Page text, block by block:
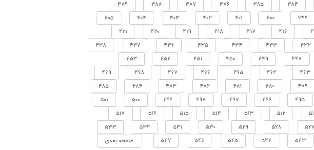
384
385
386
387
388
389
399
400
401
402
403
404
405
416
417
418
419
420
421
432
433
434
435
436
437
438
448
449
450
451
452
453
463
464
465
466
467
468
469
479
480
481
482
483
484
485
495
496
497
498
499
500
501
512
513
514
515
516
517
527
528
529
530
531
532
533
543
544
545
546
547 صفحه بعدی